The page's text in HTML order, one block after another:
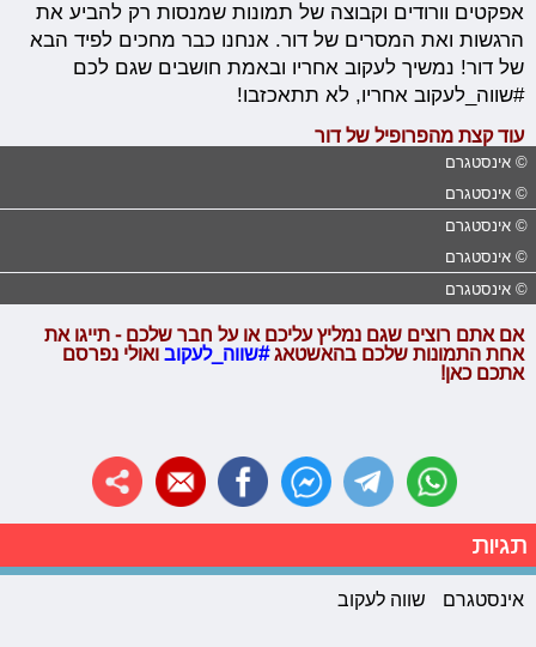
אפקטים וורודים וקבוצה של תמונות שמנסות רק להביע את
הרגשות ואת המסרים של דור. אנחנו כבר מחכים לפיד הבא
של דור! נמשיך לעקוב אחריו ובאמת חושבים שגם לכם
#שווה_לעקוב אחריו, לא תתאכזבו!
עוד קצת מהפרופיל של דור
© אינסטגרם
© אינסטגרם
© אינסטגרם
© אינסטגרם
© אינסטגרם
אם אתם רוצים שגם נמליץ עליכם או על חבר שלכם - תייגו את
אחת התמונות שלכם בהאשטאג#שווה_לעקוב ואולי נפרסם
אתכם כאן!
תגיות
אינסטגרם שווה לעקוב